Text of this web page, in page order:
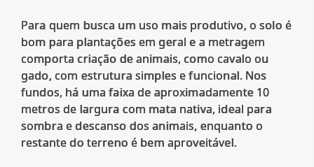
Para quem busca um uso mais produtivo, o solo é
bom para plantações em geral e a metragem
comporta criação de animais, como cavalo ou
gado, com estrutura simples e funcional. Nos
fundos, há uma faixa de aproximadamente 10
metros de largura com mata nativa, ideal para
sombra e descanso dos animais, enquanto o
restante do terreno é bem aproveitável.